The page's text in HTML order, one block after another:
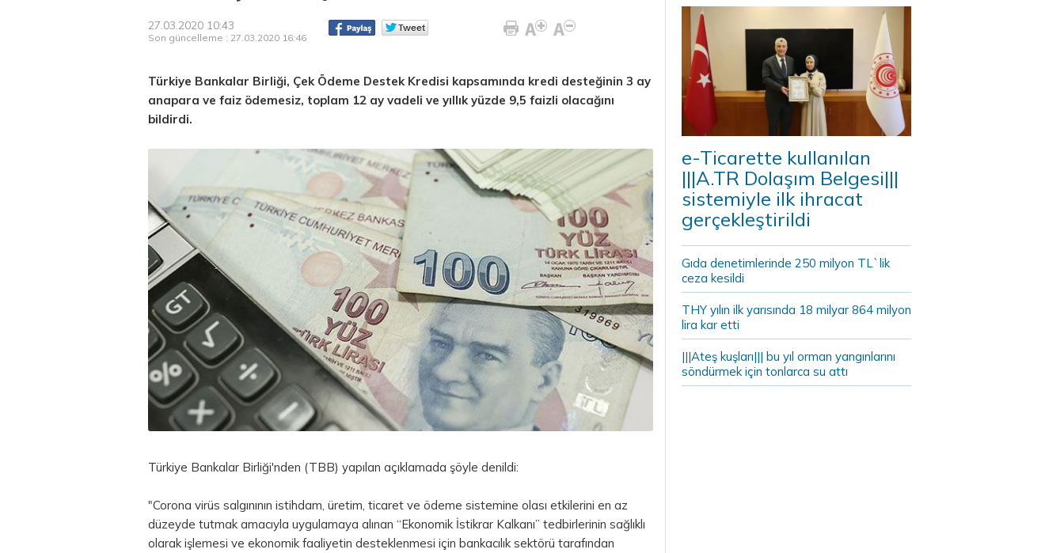
27.03.2020 10:43
Son güncelleme : 27.03.2020 16:46
Türkiye Bankalar Birliği, Çek Ödeme Destek Kredisi kapsamında kredi desteğinin 3 ay
anapara ve faiz ödemesiz, toplam 12 ay vadeli ve yıllık yüzde 9,5 faizli olacağını
bildirdi.
Türkiye Bankalar Birliği'nden (TBB) yapılan açıklamada şöyle denildi:
"Corona virüs salgınının istihdam, üretim, ticaret ve ödeme sistemine olası etkilerini en az
düzeyde tutmak amacıyla uygulamaya alınan “Ekonomik İstikrar Kalkanı” tedbirlerinin sağlıklı
olarak işlemesi ve ekonomik faaliyetin desteklenmesi için bankacılık sektörü tarafından
e-Ticarette kullanılan
|||A.TR Dolaşım Belgesi|||
sistemiyle ilk ihracat
gerçekleştirildi
Gıda denetimlerinde 250 milyon TL`lik
ceza kesildi
THY yılın ilk yarısında 18 milyar 864 milyon
lira kar etti
|||Ateş kuşları||| bu yıl orman yangınlarını
söndürmek için tonlarca su attı